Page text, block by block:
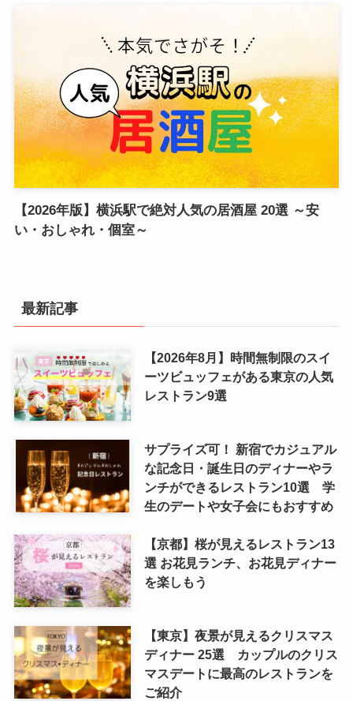
【2026年版】横浜駅で絶対人気の居酒屋 20選 ～安
い・おしゃれ・個室～
最新記事
【2026年8月】時間無制限のスイ
ーツビュッフェがある東京の人気
レストラン9選
サプライズ可！ 新宿でカジュアル
な記念日・誕生日のディナーやラ
ンチができるレストラン10選 学
生のデートや女子会にもおすすめ
【京都】桜が見えるレストラン13
選 お花見ランチ、お花見ディナー
を楽しもう
【東京】夜景が見えるクリスマス
ディナー 25選 カップルのクリス
マスデートに最高のレストランを
ご紹介